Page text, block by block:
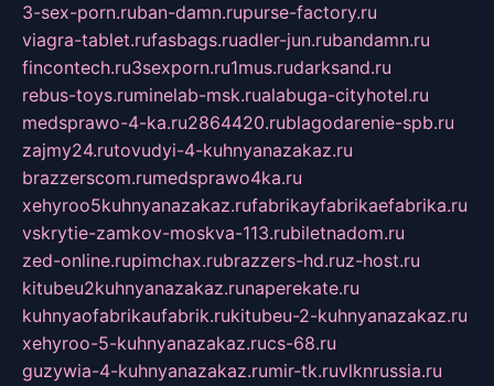
3-sex-porn.ruban-damn.rupurse-factory.ru
viagra-tablet.rufasbags.ruadler-jun.rubandamn.ru
fincontech.ru3sexporn.ru1mus.rudarksand.ru
rebus-toys.ruminelab-msk.rualabuga-cityhotel.ru
medsprawo-4-ka.ru2864420.rublagodarenie-spb.ru
zajmy24.rutovudyi-4-kuhnyanazakaz.ru
brazzerscom.rumedsprawo4ka.ru
xehyroo5kuhnyanazakaz.rufabrikayfabrikaefabrika.ru
vskrytie-zamkov-moskva-113.rubiletnadom.ru
zed-online.rupimchax.rubrazzers-hd.ruz-host.ru
kitubeu2kuhnyanazakaz.runaperekate.ru
kuhnyaofabrikaufabrik.rukitubeu-2-kuhnyanazakaz.ru
xehyroo-5-kuhnyanazakaz.rucs-68.ru
guzywia-4-kuhnyanazakaz.rumir-tk.ruvlknrussia.ru